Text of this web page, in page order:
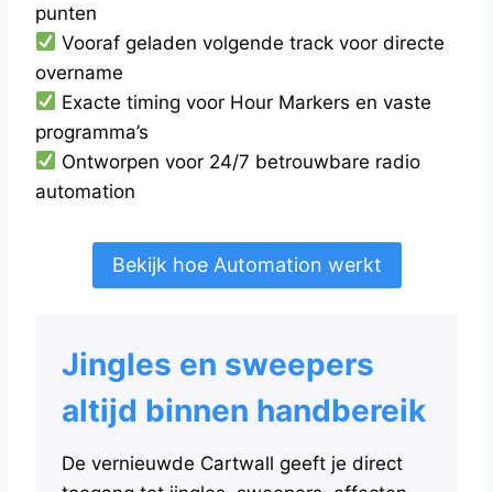
punten
Vooraf geladen volgende track voor directe
overname
Exacte timing voor Hour Markers en vaste
programma’s
Ontworpen voor 24/7 betrouwbare radio
automation
Bekijk hoe Automation werkt
Jingles en sweepers
altijd binnen handbereik
De vernieuwde Cartwall geeft je direct